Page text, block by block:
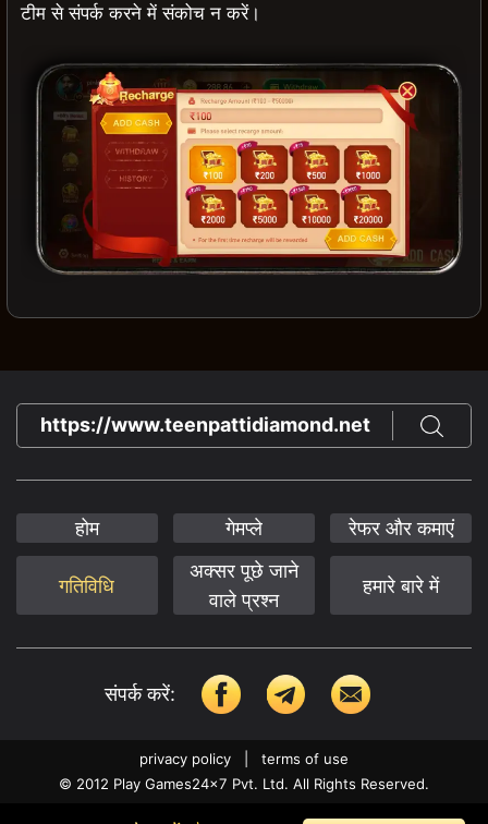
टीम से संपर्क करने में संकोच न करें।
https://www.teenpattidiamond.net
होम गेमप्ले रेफर और कमाएं
गतिविधि
अक्सर पूछे जाने
वाले प्रश्न
हमारे बारे में
संपर्क करें:
privacy policy
terms of use
© 2012 Play Games24x7 Pvt. Ltd. All Rights Reserved.